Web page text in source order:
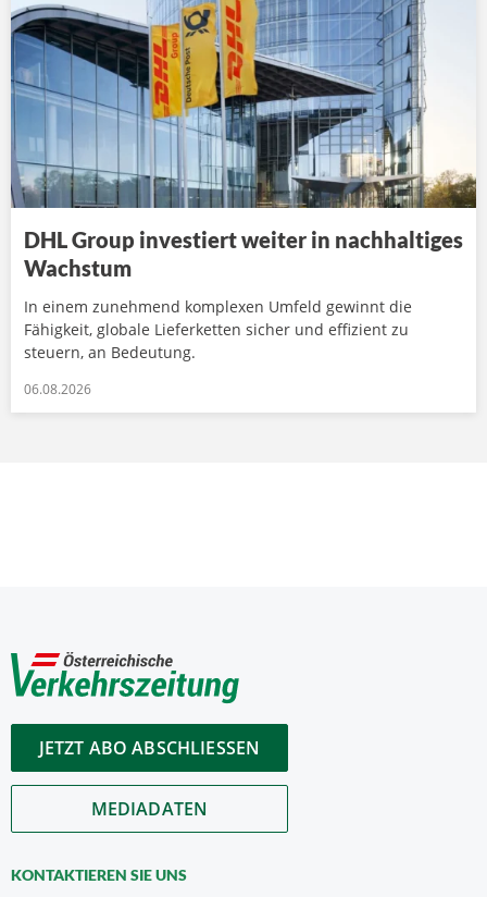
DHL Group investiert weiter in nachhaltiges
Wachstum
In einem zunehmend komplexen Umfeld gewinnt die
Fähigkeit, globale Lieferketten sicher und effizient zu
steuern, an Bedeutung.
06.08.2026
JETZT ABO ABSCHLIESSEN
MEDIADATEN
KONTAKTIEREN SIE UNS